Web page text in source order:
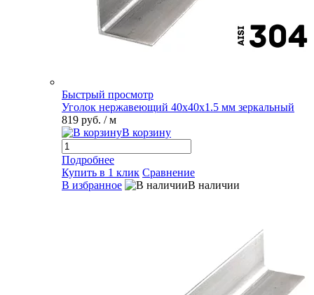
Быстрый просмотр
Уголок нержавеющий 40х40х1.5 мм зеркальный
819 руб. / м
В корзину
Подробнее
Купить в 1 клик Сравнение
В избранное
В наличии